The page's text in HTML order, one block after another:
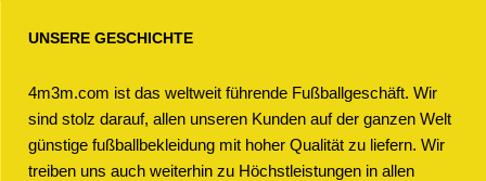
UNSERE GESCHICHTE
4m3m.com ist das weltweit führende Fußballgeschäft. Wir
sind stolz darauf, allen unseren Kunden auf der ganzen Welt
günstige fußballbekleidung mit hoher Qualität zu liefern. Wir
treiben uns auch weiterhin zu Höchstleistungen in allen